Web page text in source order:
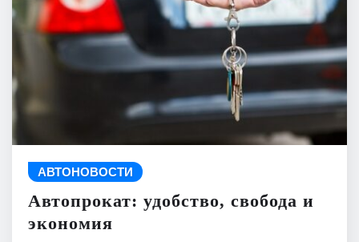
АВТОНОВОСТИ
Автопрокат: удобство, свобода и
экономия